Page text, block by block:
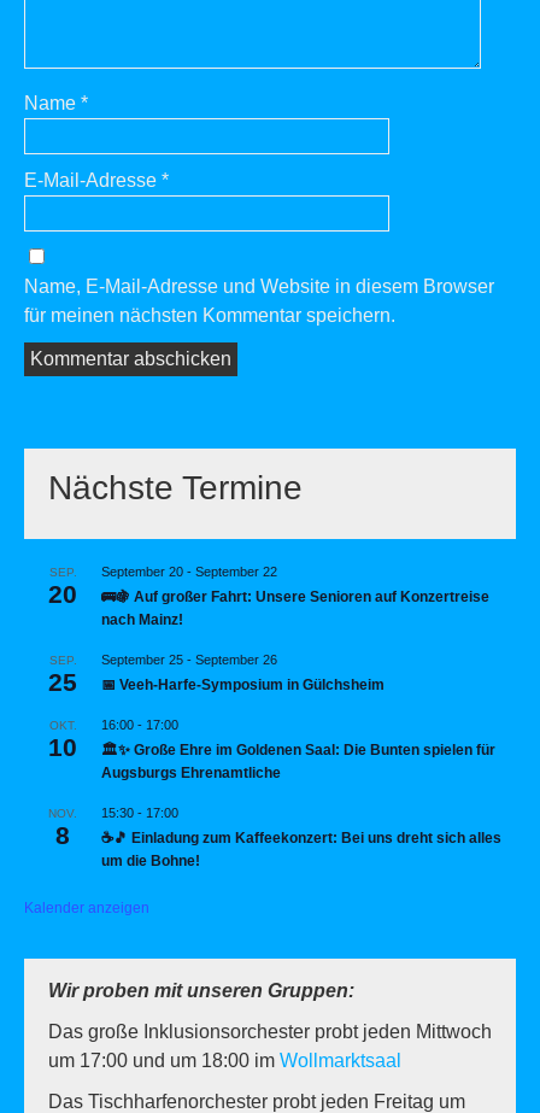
Name *
E-Mail-Adresse *
Name, E-Mail-Adresse und Website in diesem Browser
für meinen nächsten Kommentar speichern.
Nächste Termine
SEP.
20
September 20 - September 22
🚌🍇 Auf großer Fahrt: Unsere Senioren auf Konzertreise
nach Mainz!
SEP.
25
September 25 - September 26
📅 Veeh-Harfe-Symposium in Gülchsheim
OKT.
10
16:00 - 17:00
🏛️✨ Große Ehre im Goldenen Saal: Die Bunten spielen für
Augsburgs Ehrenamtliche
NOV.
8
15:30 - 17:00
☕🎵 Einladung zum Kaffeekonzert: Bei uns dreht sich alles
um die Bohne!
Kalender anzeigen
Wir proben mit unseren Gruppen:
Das große Inklusionsorchester probt jeden Mittwoch
um 17:00 und um 18:00 im Wollmarktsaal
Das Tischharfenorchester probt jeden Freitag um